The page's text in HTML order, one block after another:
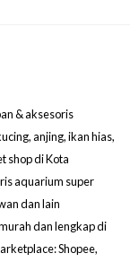
& aksesoris
anjing, ikan hias,
shop di Kota
aquarium super
dan lain
dan lengkap di
Shopee,